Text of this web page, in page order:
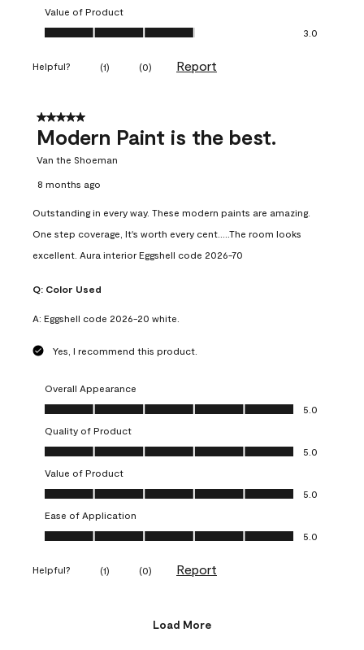
Value of Product
Value of Product, 3.0 out of 5
3.0
Helpful? (1) (0) Report
5 out of 5 stars.
Modern Paint is the best.
Van the Shoeman
8 months ago
Outstanding in every way. These modern paints are amazing.
One step coverage, It's worth every cent.....The room looks
excellent. Aura interior Eggshell code 2026-70
Q: Color Used
A: Eggshell code 2026-20 white.
Yes, I recommend this product.
Overall Appearance
Overall Appearance, 5.0 out of 5
5.0
Quality of Product
Quality of Product, 5.0 out of 5
5.0
Value of Product
Value of Product, 5.0 out of 5
5.0
Ease of Application
Ease of Application, 5.0 out of 5
5.0
Helpful? (1) (0) Report
Load More